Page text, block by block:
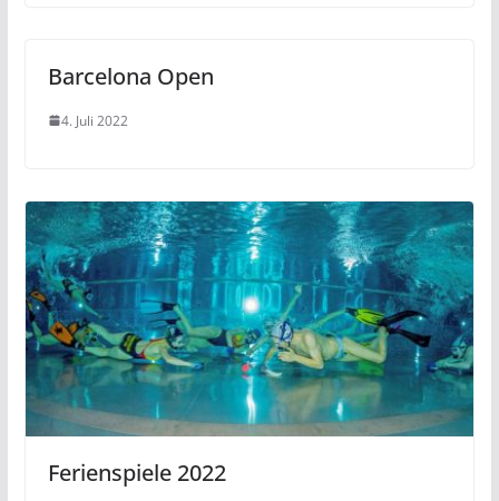
Barcelona Open
4. Juli 2022
Ferienspiele 2022